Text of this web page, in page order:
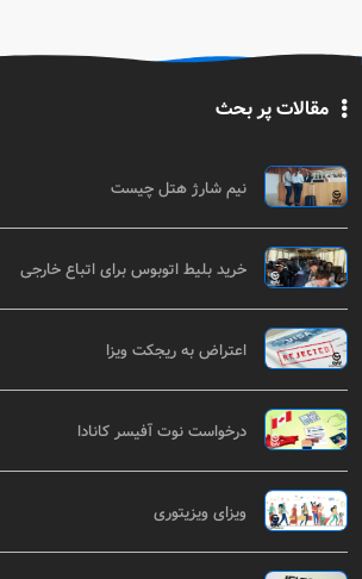
مقالات پر بحث
نیم شارژ هتل چیست
خرید بلیط اتوبوس برای اتباع خارجی
اعتراض به ریجکت ویزا
درخواست نوت آفیسر کانادا
ویزای ویزیتوری